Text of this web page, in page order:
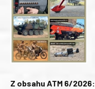
Z obsahu ATM 6/2026: